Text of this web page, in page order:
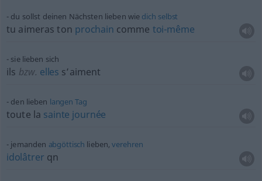
du sollst deinen Nächsten lieben wie dich selbst
tu aimeras ton prochain comme toi-même
sie lieben sich
ils bzw. elles s’aiment
den lieben langen Tag
toute la sainte journée
jemanden abgöttisch lieben,verehren
idolâtrer qn